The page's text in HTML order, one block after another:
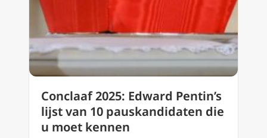
Conclaaf 2025: Edward Pentin’s
lijst van 10 pauskandidaten die
u moet kennen